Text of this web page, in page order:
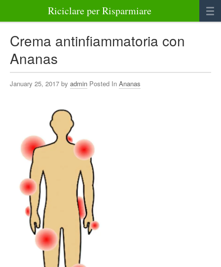
Riciclare per Risparmiare
Alimenti
Bellezza Benessere e Salute
Abbigliamento e Accessori
Crema antinfiammatoria con
Ananas
January 25, 2017 by admin Posted In Ananas